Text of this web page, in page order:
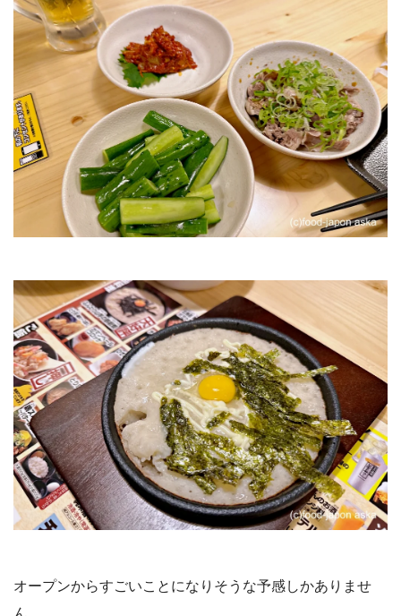
オープンからすごいことになりそうな予感しかありませ